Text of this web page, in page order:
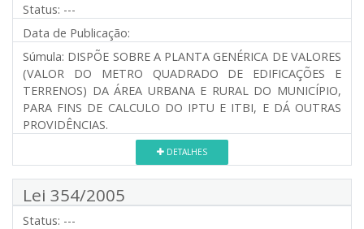
Status: ---
Data de Publicação:
Súmula: DISPÕE SOBRE A PLANTA GENÉRICA DE VALORES
(VALOR DO METRO QUADRADO DE EDIFICAÇÕES E
TERRENOS) DA ÁREA URBANA E RURAL DO MUNICÍPIO,
PARA FINS DE CALCULO DO IPTU E ITBI, E DÁ OUTRAS
PROVIDÊNCIAS.
DETALHES
Lei 354/2005
Status: ---